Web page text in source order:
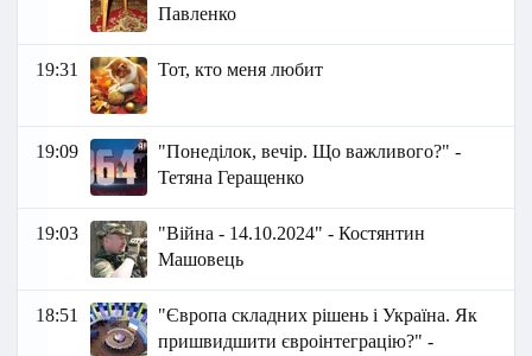
Павленко
19:31 Тот, кто меня любит
19:09
"Понеділок, вечір. Що важливого?" -
Тетяна Геращенко
19:03
"Війна - 14.10.2024" - Костянтин
Машовець
18:51
"Європа складних рішень і Україна. Як
пришвидшити євроінтеграцію?" -